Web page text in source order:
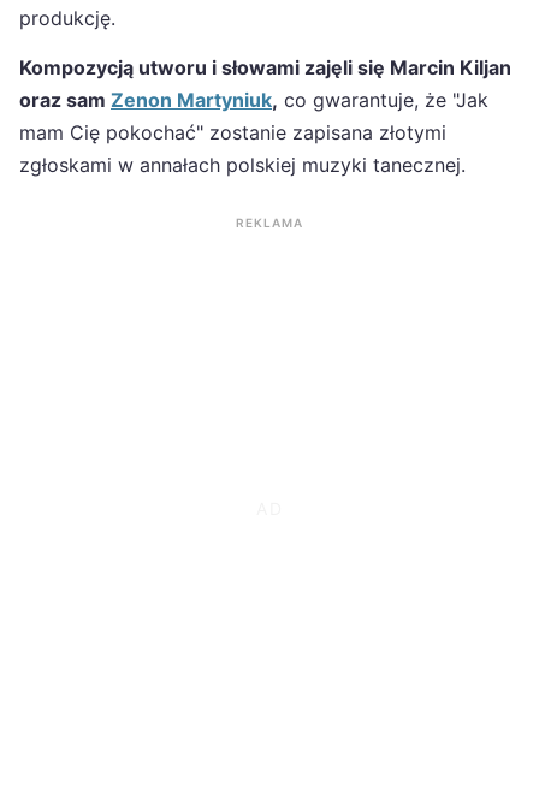
produkcję.
Kompozycją utworu i słowami zajęli się Marcin Kiljan
oraz sam Zenon Martyniuk, co gwarantuje, że "Jak
mam Cię pokochać" zostanie zapisana złotymi
zgłoskami w annałach polskiej muzyki tanecznej.
REKLAMA